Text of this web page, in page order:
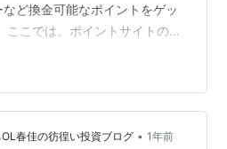
ど換金可能なポイントをゲッ
ここでは、ポイントサイトの中
きるのか比較・検討してみま
ポイントサイト別のポイント
イントサイト名 ポイント還元率
イツ（Rebates） － 600円相当
春佳の彷徨い投資ブログ • 1年前